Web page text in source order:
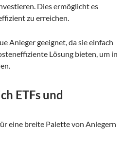
Dies ermöglicht es
zu erreichen.
Anleger geeignet, da sie einfach
Lösung bieten, um in
ETFs und
eine breite Palette von Anlegern